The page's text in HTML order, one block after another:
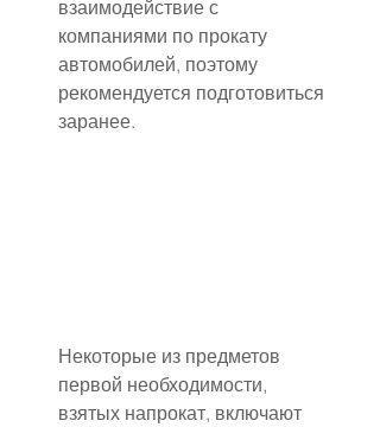
взаимодействие с
компаниями по прокату
автомобилей, поэтому
рекомендуется подготовиться
заранее.
Некоторые из предметов
первой необходимости,
взятых напрокат, включают